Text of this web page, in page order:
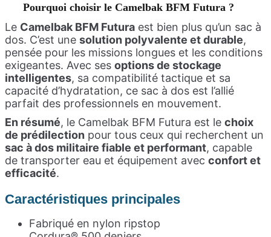
Pourquoi choisir le Camelbak BFM Futura ?
Le Camelbak BFM Futura est bien plus qu’un sac à
dos. C’est une solution polyvalente et durable,
pensée pour les missions longues et les conditions
exigeantes. Avec ses options de stockage
intelligentes, sa compatibilité tactique et sa
capacité d’hydratation, ce sac à dos est l’allié
parfait des professionnels en mouvement.
En résumé, le Camelbak BFM Futura est le choix
de prédilection pour tous ceux qui recherchent un
sac à dos militaire fiable et performant, capable
de transporter eau et équipement avec confort et
efficacité.
Caractéristiques principales
Fabriqué en nylon ripstop